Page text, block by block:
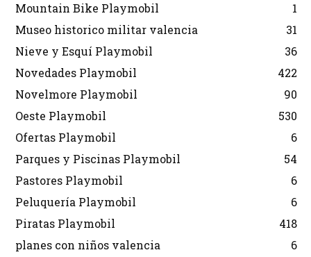
Mountain Bike Playmobil
1
Museo historico militar valencia
31
Nieve y Esquí Playmobil
36
Novedades Playmobil
422
Novelmore Playmobil
90
Oeste Playmobil
530
Ofertas Playmobil
6
Parques y Piscinas Playmobil
54
Pastores Playmobil
6
Peluquería Playmobil
6
Piratas Playmobil
418
planes con niños valencia
6